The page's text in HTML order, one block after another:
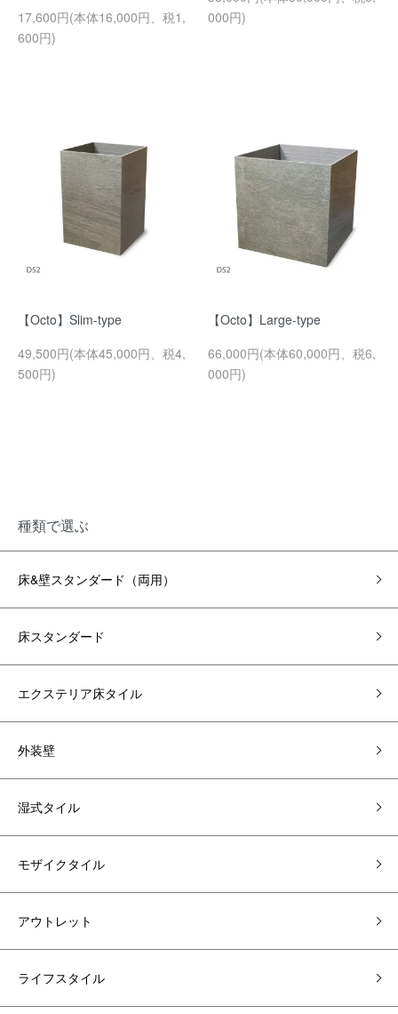
17,600円(本体16,000円、税1,
600円)
000円)
【Octo】Slim-type
49,500円(本体45,000円、税4,
500円)
【Octo】Large-type
66,000円(本体60,000円、税6,
000円)
種類で選ぶ
床&壁スタンダード（両用）
床スタンダード
エクステリア床タイル
外装壁
湿式タイル
モザイクタイル
アウトレット
ライフスタイル